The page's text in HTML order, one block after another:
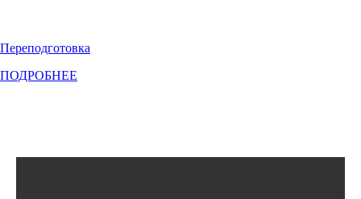
Переподготовка
ПОДРОБНЕЕ